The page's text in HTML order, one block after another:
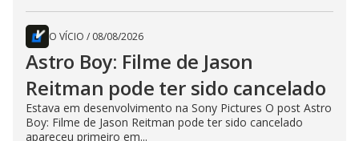
O VÍCIO / 08/08/2026
Astro Boy: Filme de Jason
Reitman pode ter sido cancelado
Estava em desenvolvimento na Sony Pictures O post Astro
Boy: Filme de Jason Reitman pode ter sido cancelado
apareceu primeiro em...